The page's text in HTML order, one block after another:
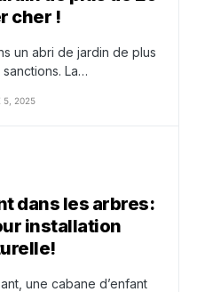
cher !
un abri de jardin de plus
La…
5, 2025
dans les arbres:
installation
une cabane d’enfant